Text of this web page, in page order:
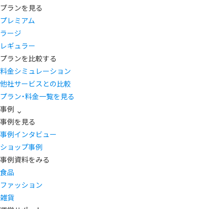
プランを見る
プレミアム
ラージ
レギュラー
プランを比較する
料金シミュレーション
他社サービスとの比較
プラン・料金一覧を見る
事例
事例を見る
事例インタビュー
ショップ事例
事例資料をみる
食品
ファッション
雑貨